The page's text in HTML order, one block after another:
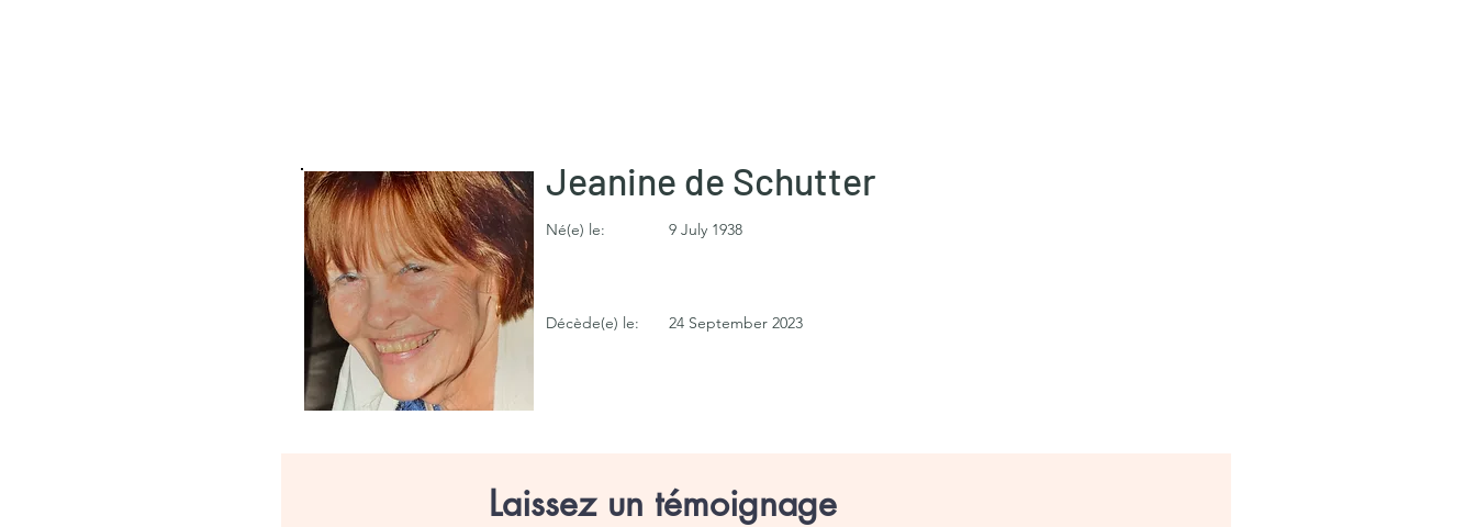
Jeanine de Schutter
9 July 1938
24 September 2023
Né(e) le:
Décède(e) le:
Laissez un témoignage